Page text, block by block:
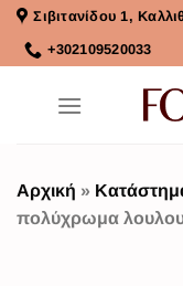
Σιβιτανίδου 1,
+302109520033
Αρχική »
πολύχρωμα